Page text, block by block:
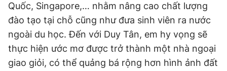
Quốc, Singapore,… nhằm nâng cao chất lượng
đào tạo tại chỗ cũng như đưa sinh viên ra nước
ngoài du học. Đến với Duy Tân, em hy vọng sẽ
thực hiện ước mơ được trở thành một nhà ngoại
giao giỏi, có thể quảng bá rộng hơn hình ảnh đất